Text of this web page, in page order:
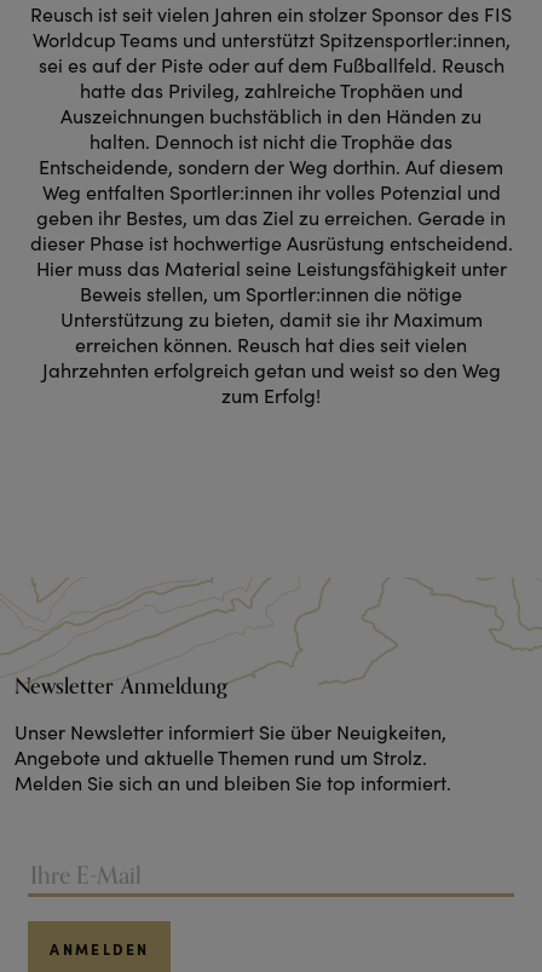
Reusch ist seit vielen Jahren ein stolzer Sponsor des FIS
Worldcup Teams und unterstützt Spitzensportler:innen,
sei es auf der Piste oder auf dem Fußballfeld. Reusch
hatte das Privileg, zahlreiche Trophäen und
Auszeichnungen buchstäblich in den Händen zu
halten. Dennoch ist nicht die Trophäe das
Entscheidende, sondern der Weg dorthin. Auf diesem
Weg entfalten Sportler:innen ihr volles Potenzial und
geben ihr Bestes, um das Ziel zu erreichen. Gerade in
dieser Phase ist hochwertige Ausrüstung entscheidend.
Hier muss das Material seine Leistungsfähigkeit unter
Beweis stellen, um Sportler:innen die nötige
Unterstützung zu bieten, damit sie ihr Maximum
erreichen können. Reusch hat dies seit vielen
Jahrzehnten erfolgreich getan und weist so den Weg
zum Erfolg!
Newsletter Anmeldung
Unser Newsletter informiert Sie über Neuigkeiten,
Angebote und aktuelle Themen rund um Strolz.
Melden Sie sich an und bleiben Sie top informiert.
ANMELDEN